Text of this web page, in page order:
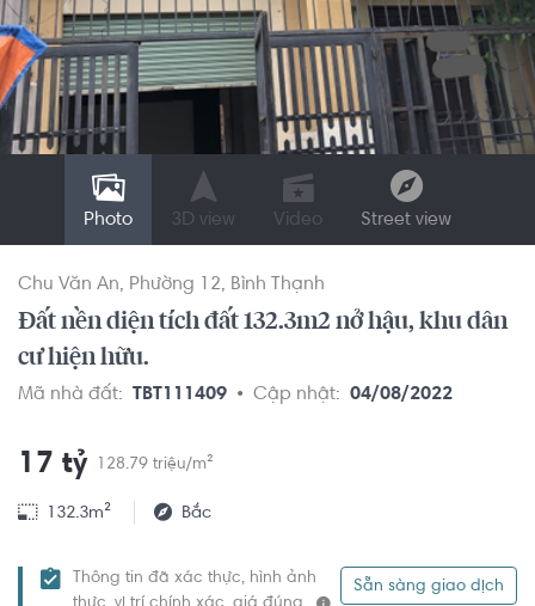
Photo 3D view Video Street view
Chu Văn An Phường 12 Bình Thạnh
Đất nền diện tích đất 132.3m2 nở hậu, khu dân
cư hiện hữu.
Mã nhà đất: TBT111409 Cập nhật: 04/08/2022
17 tỷ 128.79 triệu/m²
132.3m² Bắc
Thông tin đã xác thực, hình ảnh
Sẵn sàng giao dịch